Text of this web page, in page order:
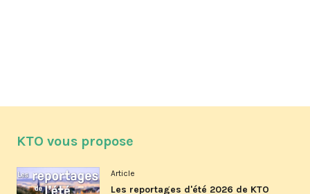
KTO vous propose
Article
Les reportages d'été 2026 de KTO